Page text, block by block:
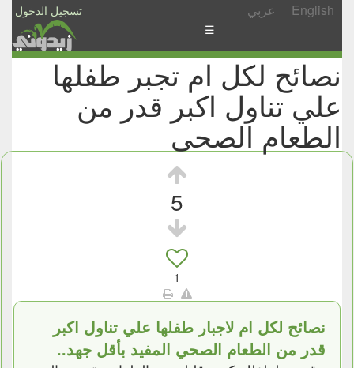
تسجيل الدخول عربي English
الأخبار
والمشاركات
الأبجدي
☰
نصائح لكل ام تجبر طفلها
علي تناول اكبر قدر من
الطعام الصحى
5
1
نصائح لكل ام لاجبار طفلها علي تناول اكبر
قدر من الطعام الصحي المفيد بأقل جهد..